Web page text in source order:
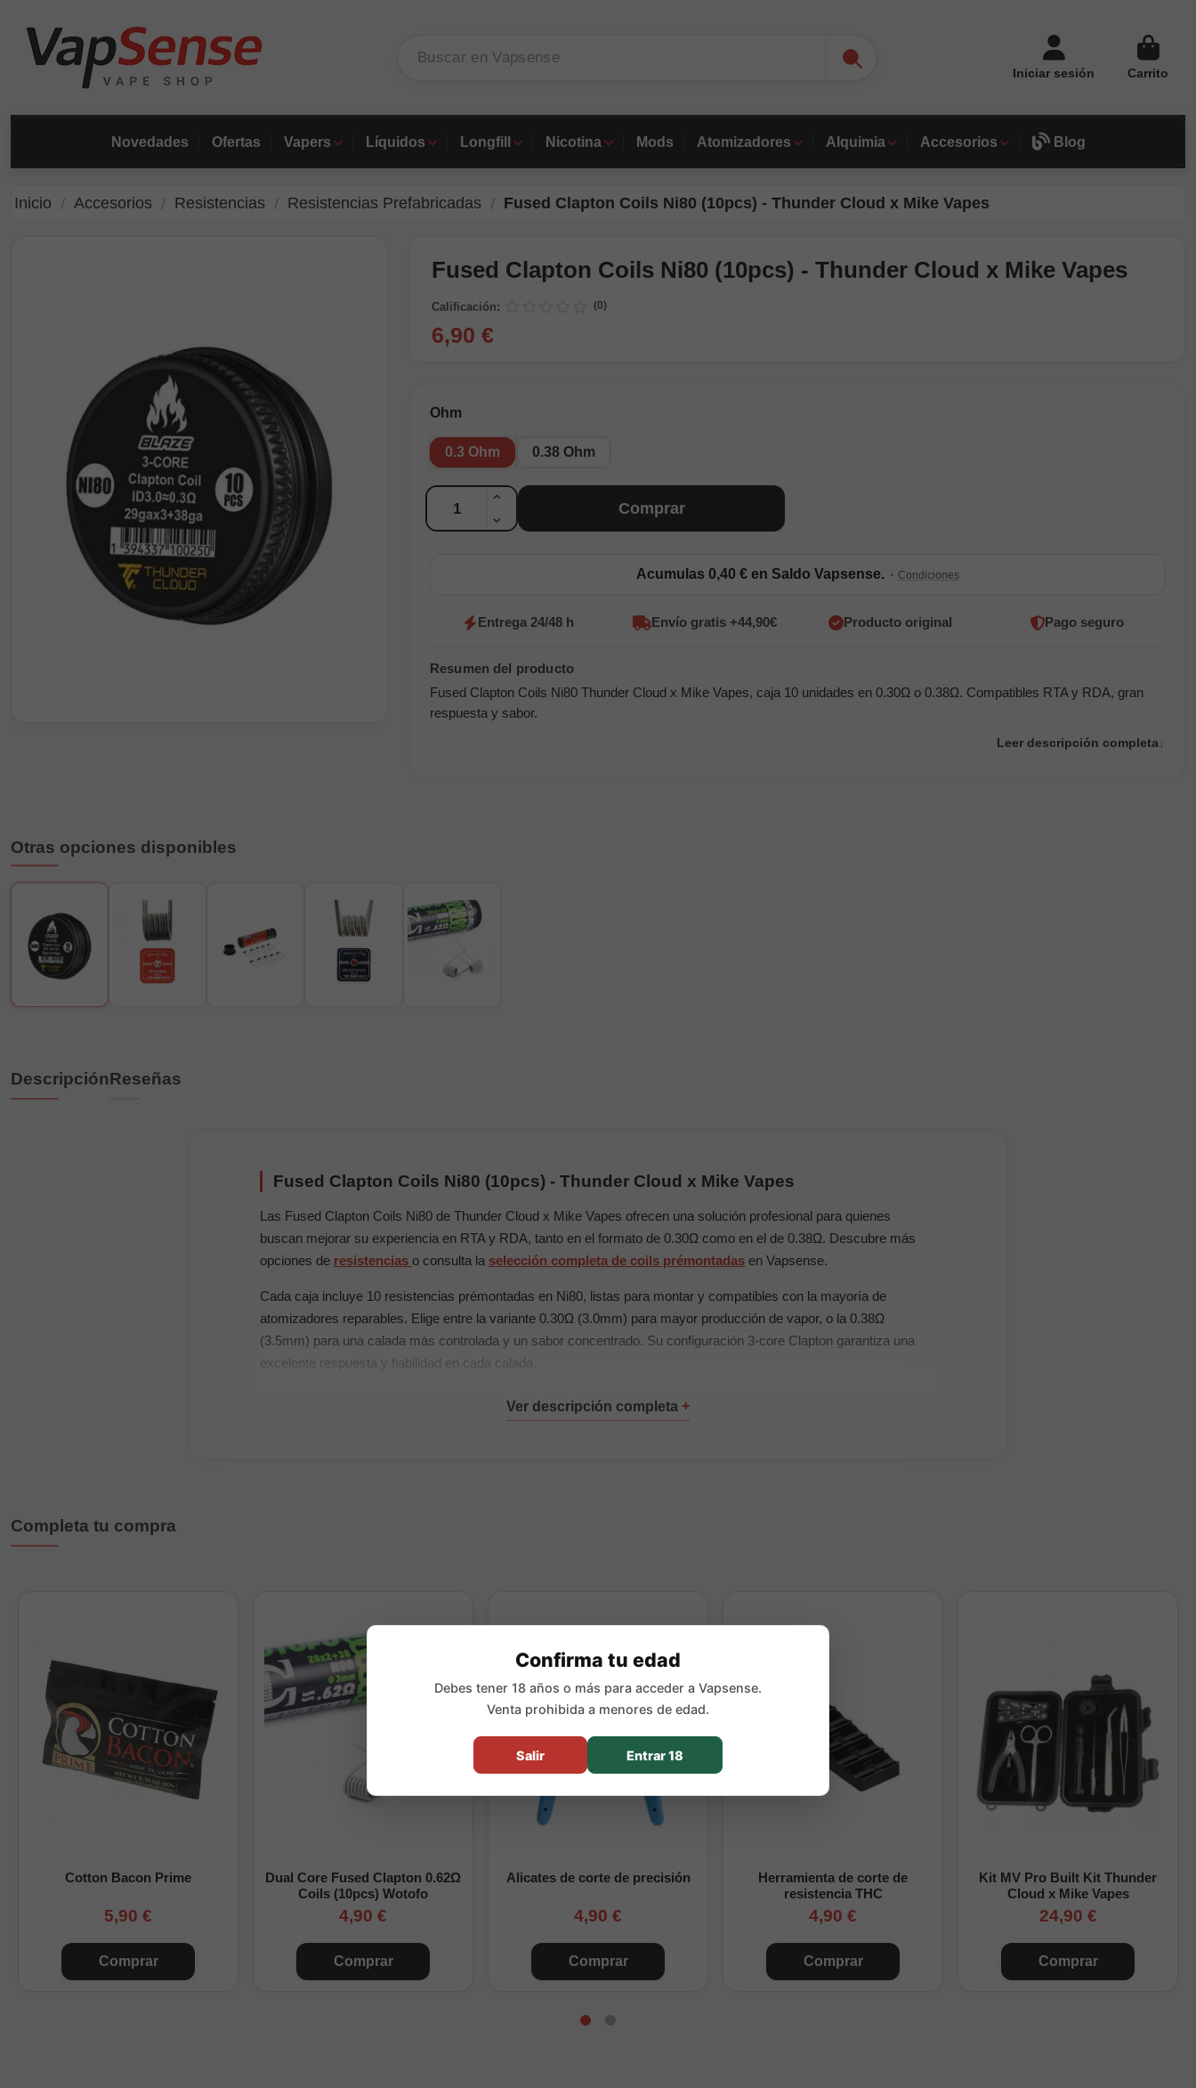
Iniciar sesión Carrito
Novedades Ofertas Vapers Líquidos Longfill Nicotina Mods Atomizadores Alquimia Accesorios Blog
Inicio Accesorios Resistencias Resistencias Prefabricadas Fused Clapton Coils Ni80 (10pcs) - Thunder Cloud x Mike Vapes
Fused Clapton Coils Ni80 (10pcs) - Thunder Cloud x Mike Vapes
Calificación: (0)
6,90 €
Ohm
0.3 Ohm 0.38 Ohm
Cantidad
Comprar
Acumulas 0,40 € en Saldo Vapsense. · Condiciones
Entrega 24/48 h Envío gratis +44,90€ Producto original Pago seguro
Fused Clapton Coils Ni80 Thunder Cloud x Mike Vapes, caja 10 unidades en 0.30Ω o 0.38Ω. Compatibles RTA y RDA, gran
respuesta y sabor.
Leer descripción completa
Otras opciones disponibles
DescripciónReseñas
Fused Clapton Coils Ni80 (10pcs) - Thunder Cloud x Mike Vapes
Las Fused Clapton Coils Ni80 de Thunder Cloud x Mike Vapes ofrecen una solución profesional para quienes
buscan mejorar su experiencia en RTA y RDA, tanto en el formato de 0.30Ω como en el de 0.38Ω. Descubre más
opciones de resistencias o consulta la selección completa de coils prémontadas en Vapsense.
Cada caja incluye 10 resistencias prémontadas en Ni80, listas para montar y compatibles con la mayoría de
atomizadores reparables. Elige entre la variante 0.30Ω (3.0mm) para mayor producción de vapor, o la 0.38Ω
(3.5mm) para una calada más controlada y un sabor concentrado. Su configuración 3-core Clapton garantiza una
excelente respuesta y fiabilidad en cada calada.
Fabricante: Thunder Cloud x Mike Vapes
Ventajas para el usuario
Excelente equilibrio entre vapor y sabor en ambas variantes
Material Ni80 de alta respuesta y durabilidad
Compatible con la mayoría de reparables estándar
Modelo Unidades
Fused Clapton Ni80 3x29G + 38G (5 vueltas)
Completa tu compra
Cotton Bacon Prime
5,90 €
Comprar
Dual Core Fused Clapton 0.62Ω
Coils (10pcs) Wotofo
4,90 €
Comprar
Alicates de corte de precisión
4,90 €
Comprar
Herramienta de corte de
resistencia THC
4,90 €
Comprar
Kit MV Pro Built Kit Thunder
Cloud x Mike Vapes
24,90 €
Comprar
Confirma tu edad
Debes tener 18 años o más para acceder a Vapsense.
Venta prohibida a menores de edad.
Salir Entrar 18